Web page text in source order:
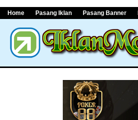
Home Pasang Iklan Pasang Banner